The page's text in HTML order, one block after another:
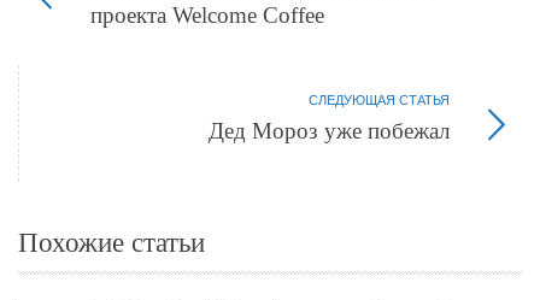
проекта Welcome Coffee
СЛЕДУЮЩАЯ СТАТЬЯ
Дед Мороз уже побежал
Похожие статьи